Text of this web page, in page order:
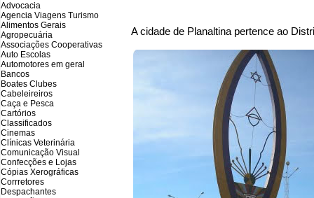
Advocacia
Agencia Viagens Turismo
Alimentos Gerais
Agropecuária
Associações Cooperativas
Auto Escolas
Automotores em geral
Bancos
Boates Clubes
Cabeleireiros
Caça e Pesca
Cartórios
Classificados
Cinemas
Clínicas Veterinária
Comunicação Visual
Confecções e Lojas
Cópias Xerográficas
Corrretores
Despachantes
A cidade de Planaltina pertence ao